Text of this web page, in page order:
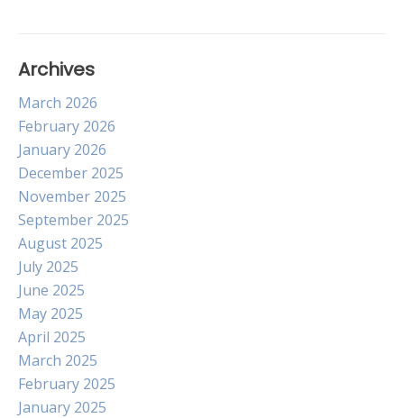
Archives
March 2026
February 2026
January 2026
December 2025
November 2025
September 2025
August 2025
July 2025
June 2025
May 2025
April 2025
March 2025
February 2025
January 2025